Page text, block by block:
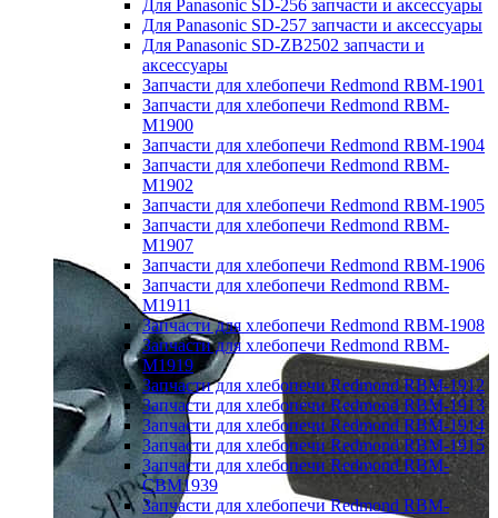
Для Panasonic SD-256 запчасти и аксессуары
Для Panasonic SD-257 запчасти и аксессуары
Для Panasonic SD-ZB2502 запчасти и
аксессуары
Запчасти для хлебопечи Redmond RBM-1901
Запчасти для хлебопечи Redmond RBM-
M1900
Запчасти для хлебопечи Redmond RBM-1904
Запчасти для хлебопечи Redmond RBM-
M1902
Запчасти для хлебопечи Redmond RBM-1905
Запчасти для хлебопечи Redmond RBM-
M1907
Запчасти для хлебопечи Redmond RBM-1906
Запчасти для хлебопечи Redmond RBM-
M1911
Запчасти для хлебопечи Redmond RBM-1908
Запчасти для хлебопечи Redmond RBM-
M1919
Запчасти для хлебопечи Redmond RBM-1912
Запчасти для хлебопечи Redmond RBM-1913
Запчасти для хлебопечи Redmond RBM-1914
Запчасти для хлебопечи Redmond RBM-1915
Запчасти для хлебопечи Redmond RBM-
CBM1939
Запчасти для хлебопечи Redmond RBM-